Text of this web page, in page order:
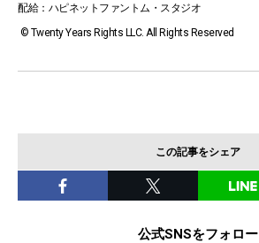
配給：ハピネットファントム・スタジオ
© Twenty Years Rights LLC. All Rights Reserved
この記事をシェア
公式SNSをフォロー